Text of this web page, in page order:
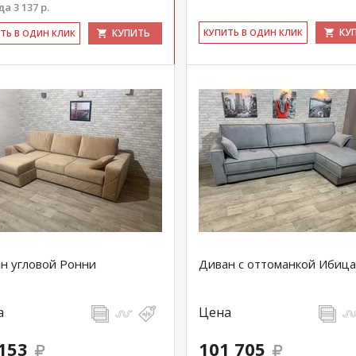
3 137 р.
В ОДИН КЛИК КУПИТЬ КУ­ПИТЬ В ОДИН КЛИК
угловой Ронни Диван с оттоманкой
Цена
101 705